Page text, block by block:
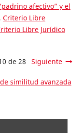
afectivo” y el
, Criterio Libre
Libre Jurídico
de 28 Siguiente
similitud avanzada